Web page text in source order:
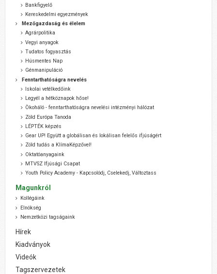
Bankfigyelő
Kereskedelmi egyezmények
Mezőgazdaság és élelem
Agrárpolitika
Vegyi anyagok
Tudatos fogyasztás
Húsmentes Nap
Génmanipuláció
Fenntarthatóságra nevelés
Iskolai vetélkedőink
Legyél a hétköznapok hőse!
Ökoháló - fenntarthatóságra nevelési intézményi hálózat
Zöld Európa Tanoda
LÉPTÉK képzés
Gear UP! Együtt a globálisan és lokálisan felelős ifjúságért
Zöld tudás a KlímaKépzővel!
Oktatóanyagaink
MTVSZ Ifjúsági Csapat
Youth Policy Academy - Kapcsolódj, Cselekedj, Változtass
Magunkról
Kollégáink
Elnökség
Nemzetközi tagságaink
Hírek
Kiadványok
Videók
Tagszervezetek